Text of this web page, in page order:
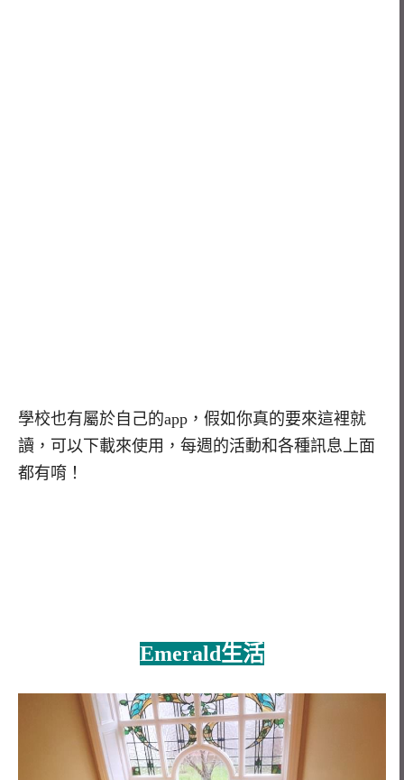
學校也有屬於自己的app，假如你真的要來這裡就
讀，可以下載來使用，每週的活動和各種訊息上面
都有唷！
Emerald生活